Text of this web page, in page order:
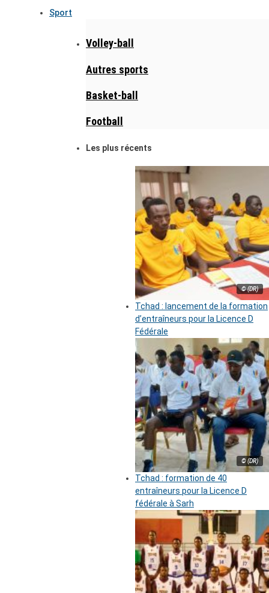
Sport
Volley-ball
Autres sports
Basket-ball
Football
Les plus récents
© (DR)
Tchad : lancement de la formation
d’entraîneurs pour la Licence D
Fédérale
© (DR)
Tchad : formation de 40
entraîneurs pour la Licence D
fédérale à Sarh